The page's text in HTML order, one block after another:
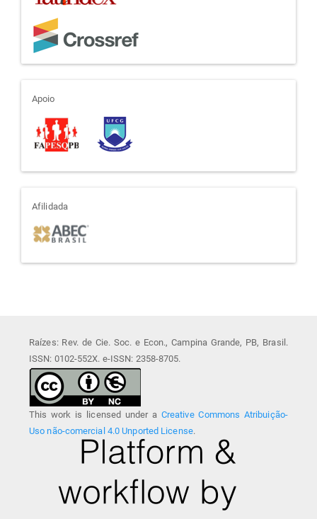
apoio
Apoio
afiliada
Afilidada
Raízes: Rev. de Cie. Soc. e Econ., Campina Grande, PB, Brasil.
ISSN: 0102-552X. e-ISSN: 2358-8705.
This work is licensed under a Creative Commons Atribuição-
Uso não-comercial 4.0 Unported License.